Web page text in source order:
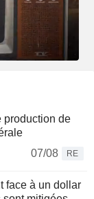
production de
07/08
RE
face à un dollar